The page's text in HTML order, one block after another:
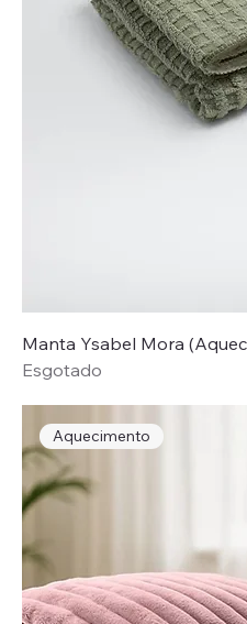
Manta Ysabel Mora
Esgotado
Aquecimento